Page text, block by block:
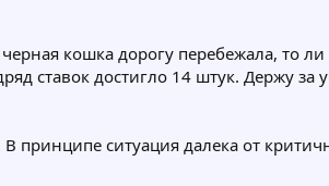
кошка дорогу перебежала, то
ставок достигло 14 штук. Держу
В принципе ситуация далека от